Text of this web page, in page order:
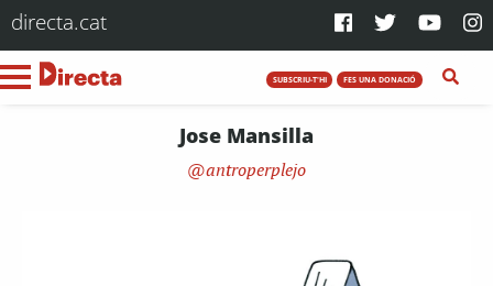
directa.cat
SUBSCRIU-T'HI FES UNA DONACIÓ
Jose Mansilla
antroperplejo